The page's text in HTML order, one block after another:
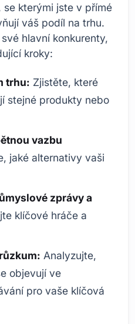
se kterými jste v přímé
váš podíl na trhu.
hlavní konkurenty,
kroky:
trhu: Zjistěte, které
stejné produkty nebo
vazbu
jaké alternativy vaši
zprávy a
klíčové hráče a
Analyzujte,
objevují ve
pro vaše klíčová